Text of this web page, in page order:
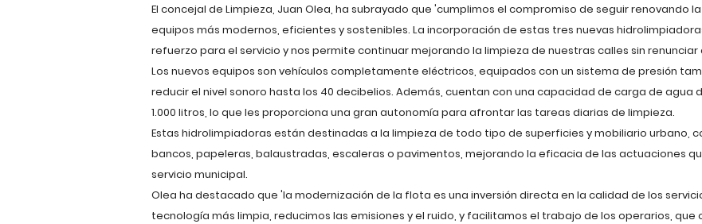
El concejal de Limpieza, Juan Olea, ha subrayado que 'cumplimos el compromiso de seguir renovando
equipos más modernos, eficientes y sostenibles. La incorporación de estas tres nuevas
refuerzo para el servicio y nos permite continuar mejorando la limpieza de nuestras calles sin renunciar
Los nuevos equipos son vehículos completamente eléctricos, equipados con un sistema de presión
reducir el nivel sonoro hasta los 40 decibelios. Además, cuentan con una capacidad de carga de agua
1.000 litros, lo que les proporciona una gran autonomía para afrontar las tareas diarias de limpieza.
Estas hidrolimpiadoras están destinadas a la limpieza de todo tipo de superficies y mobiliario urbano,
bancos, papeleras, balaustradas, escaleras o pavimentos, mejorando la eficacia de las actuaciones
servicio municipal.
Olea ha destacado que 'la modernización de la flota es una inversión directa en la calidad de los
tecnología más limpia, reducimos las emisiones y el ruido, y facilitamos el trabajo de los operarios,